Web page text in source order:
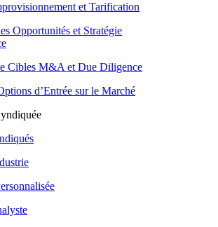
et Tarification
Opportunités et Stratégie
Cibles M&A et Due Diligence
d’Entrée sur le Marché